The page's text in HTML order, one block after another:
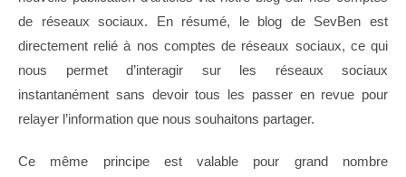
de réseaux sociaux. En résumé, le blog de SevBen est
directement relié à nos comptes de réseaux sociaux, ce qui
nous permet d’interagir sur les réseaux sociaux
instantanément sans devoir tous les passer en revue pour
relayer l’information que nous souhaitons partager.
Ce même principe est valable pour grand nombre